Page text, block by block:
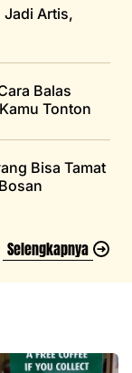
Jadi Artis,
Balas
Tonton
Bisa Tamat
Selengkapnya